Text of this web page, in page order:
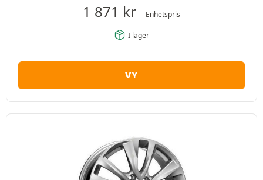
1 871 kr Enhetspris
I lager
VY